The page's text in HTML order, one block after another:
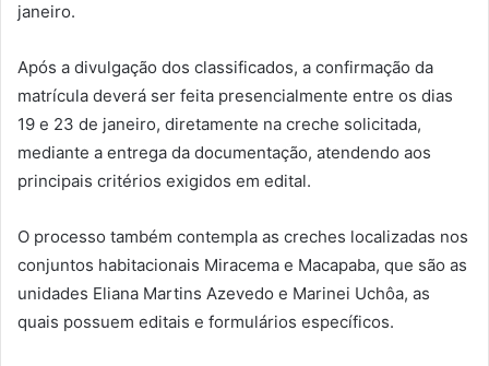
janeiro.
Após a divulgação dos classificados, a confirmação da
matrícula deverá ser feita presencialmente entre os dias
19 e 23 de janeiro, diretamente na creche solicitada,
mediante a entrega da documentação, atendendo aos
principais critérios exigidos em edital.
O processo também contempla as creches localizadas nos
conjuntos habitacionais Miracema e Macapaba, que são as
unidades Eliana Martins Azevedo e Marinei Uchôa, as
quais possuem editais e formulários específicos.